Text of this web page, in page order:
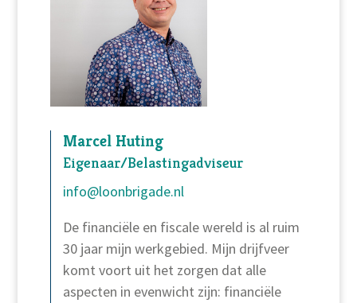
Marcel Huting
Eigenaar/Belastingadviseur
info@loonbrigade.nl
De financiële en fiscale wereld is al ruim
30 jaar mijn werkgebied. Mijn drijfveer
komt voort uit het zorgen dat alle
aspecten in evenwicht zijn: financiële